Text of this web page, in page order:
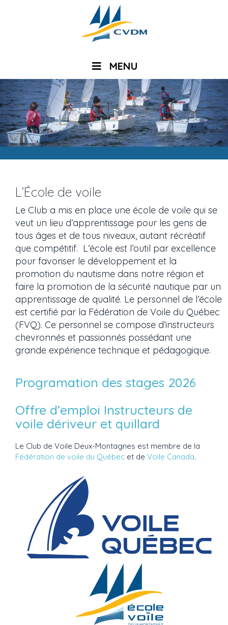
MENU
L’École de voile
Le Club a mis en place une école de voile qui se
veut un lieu d’apprentissage pour les gens de
tous âges et de tous niveaux, autant récréatif
que compétitif. L’école est l’outil par excellence
pour favoriser le développement et la
promotion du nautisme dans notre région et
faire la promotion de la sécurité nautique par un
apprentissage de qualité. Le personnel de l’école
est certifié par la Fédération de Voile du Québec
(FVQ). Ce personnel se compose d’instructeurs
chevronnés et passionnés possédant une
grande expérience technique et pédagogique.
Programation des stages 2026
Offre d’emploi Instructeurs de
voile dériveur et quillard
Le Club de Voile Deux-Montagnes est membre de la
Fédération de voile du Québec et de Voile Canada.